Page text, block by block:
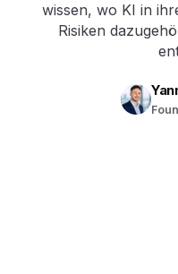
wissen, wo KI in
Risiken